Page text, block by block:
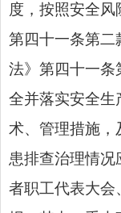
度，按照安全风
第四十一条第
法》第四十一条
全并落实安全生
术、管理措施，
患排查治理情况
者职工代表大会